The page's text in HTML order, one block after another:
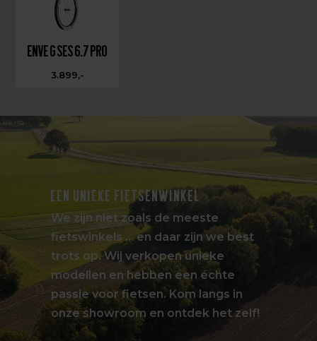
Enve G SES 6.7 PRO
3.899,-
EEN UNIEKE FIETSENWINKEL
We zijn niet zoals de meeste
fietswinkels … en daar zijn we best
trots op. Wij verkopen unieke
modellen en hebben een échte
passie voor fietsen. Kom langs in
onze showroom en ontdek het zelf!